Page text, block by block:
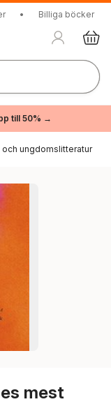
• Billiga böcker
till 50% →
och ungdomslitteratur
mest